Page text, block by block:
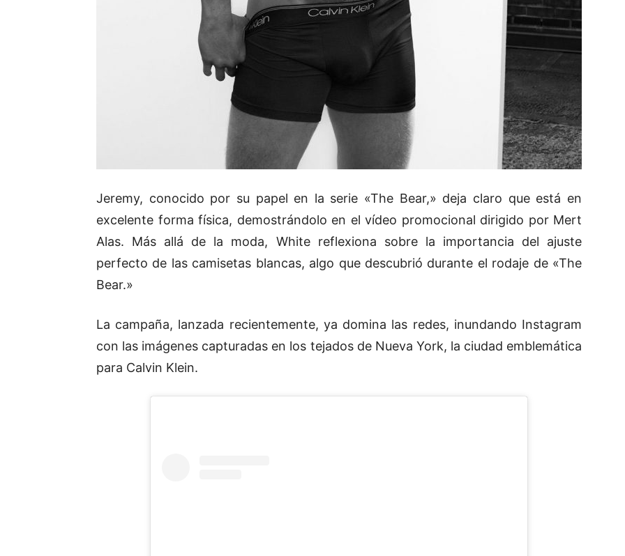
Jeremy, conocido por su papel en la serie «The Bear,» deja claro que está en
excelente forma física, demostrándolo en el vídeo promocional dirigido por Mert
Alas. Más allá de la moda, White reflexiona sobre la importancia del ajuste
perfecto de las camisetas blancas, algo que descubrió durante el rodaje de «The
Bear.»
La campaña, lanzada recientemente, ya domina las redes, inundando Instagram
con las imágenes capturadas en los tejados de Nueva York, la ciudad emblemática
para Calvin Klein.